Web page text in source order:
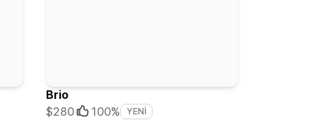
Brio
$280
100% YENI